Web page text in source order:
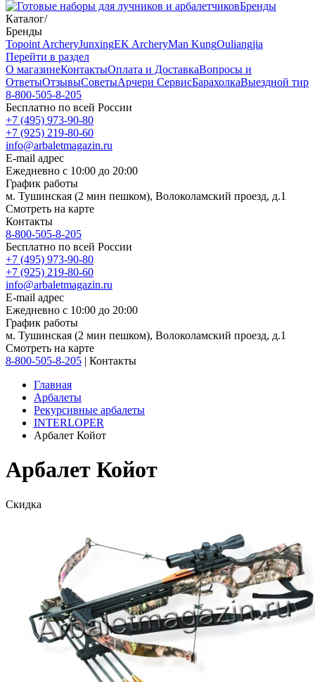
Бренды
Каталог/
Бренды
Topoint ArcheryJunxingEK ArcheryMan KungOuliangjia
Перейти в раздел
О магазинеКонтактыОплата и ДоставкаВопросы и
ОтветыОтзывыСоветыАрчери СервисБарахолкаВыездной тир
8-800-505-8-205
Бесплатно по всей России
+7 (495) 973-90-80
+7 (925) 219-80-60
info@arbaletmagazin.ru
E-mail адрес
Ежедневно с 10:00 до 20:00
График работы
м. Тушинская (2 мин пешком), Волоколамский проезд, д.1
Смотреть на карте
Контакты
8-800-505-8-205
Бесплатно по всей России
+7 (495) 973-90-80
+7 (925) 219-80-60
info@arbaletmagazin.ru
E-mail адрес
Ежедневно с 10:00 до 20:00
График работы
м. Тушинская (2 мин пешком), Волоколамский проезд, д.1
Смотреть на карте
8-800-505-8-205 | Контакты
Главная
Арбалеты
Рекурсивные арбалеты
INTERLOPER
Арбалет Койот
Арбалет Койот
Скидка